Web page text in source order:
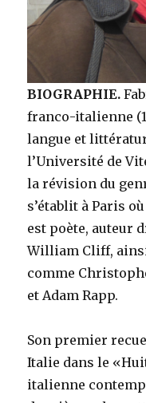
BIOGRAPHIE.
franco-italienne
langue et
l’Université de
la révision du
s’établit à Paris
est poète, auteur
William Cliff,
comme
et Adam Rapp.
Son premier
Italie dans le
italienne